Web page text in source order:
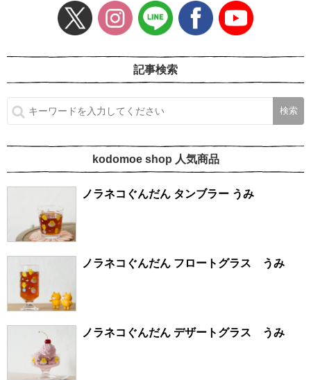
記事検索
kodomoe shop 人気商品
ノラネコぐんだん タンブラー うみ
ノラネコぐんだん フロートグラス うみ
ノラネコぐんだん デザートグラス うみ